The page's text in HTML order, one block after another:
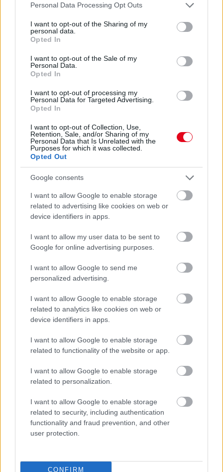
Please note that this website/app uses one or more Google
not limited to your visit or usage behaviour. You may click to
grant or deny consent to Google and its third-party tags to
use your data for below specified purposes in below Google
consent section.
Personal Data Processing Opt Outs
I want to opt-out of the Sharing of my
personal data.
Opted In
I want to opt-out of the Sale of my
Personal Data.
Opted In
I want to opt-out of processing my
Personal Data for Targeted Advertising.
Opted In
I want to opt-out of Collection, Use,
Retention, Sale, and/or Sharing of my
Personal Data that Is Unrelated with the
Purposes for which it was collected.
Opted Out
Google consents
I want to allow Google to enable storage
related to advertising like cookies on web or
device identifiers in apps.
I want to allow my user data to be sent to
Google for online advertising purposes.
I want to allow Google to send me
personalized advertising.
I want to allow Google to enable storage
related to analytics like cookies on web or
device identifiers in apps.
I want to allow Google to enable storage
related to functionality of the website or app.
I want to allow Google to enable storage
related to personalization.
I want to allow Google to enable storage
related to security, including authentication
functionality and fraud prevention, and other
user protection.
CONFIRM
Ez a szer tényleg eltünteti a vízkövet
07. 31.
HAGYD A SÓT: EGY CSIPET EBBŐL A FŐZŐVÍZBE,
ÉS SOKKAL FINOMABB LESZ A FŐTT KRUMPLI
24 óra
Orvos figyelmeztet: ezt az apró reggeli tünetet ne
Ezért párásodik be állandóan az ablak – egyszerűbb a
megoldás, mint gondolnád